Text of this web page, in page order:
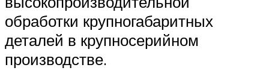
обработки крупногабаритных
деталей в крупносерийном
производстве.